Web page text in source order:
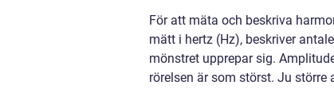
För att mäta och beskriva
mätt i hertz (Hz), beskriver
mönstret upprepar sig.
rörelsen är som störst. Ju